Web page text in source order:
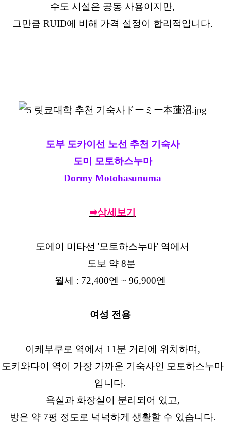
수도 시설은 공동 사용이지만,
그만큼 RUID에 비해 가격 설정이 합리적입니다.
도부 도카이선 노선 추천 기숙사
도미 모토하스누마
Dormy Motohasunuma
➡상세보기
도에이 미타선 '모토하스누마' 역에서
도보 약 8분
월세 : 72,400엔 ~ 96,900엔
여성 전용
이케부쿠로 역에서 11분 거리에 위치하며,
도키와다이 역이 가장 가까운 기숙사인 모토하스누마
입니다.
욕실과 화장실이 분리되어 있고,
방은 약 7평 정도로 넉넉하게 생활할 수 있습니다.